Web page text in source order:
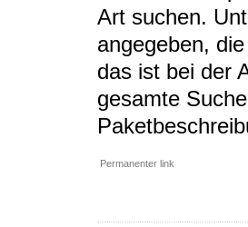
Art suchen.
angegeben,
das ist bei der
gesamte
Permanenter link